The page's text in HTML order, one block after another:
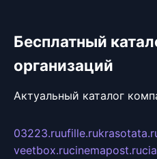
Бесплатный
организаций
Актуальный каталог
03223.ruufille.ru
veetbox.rucinemapost.ru